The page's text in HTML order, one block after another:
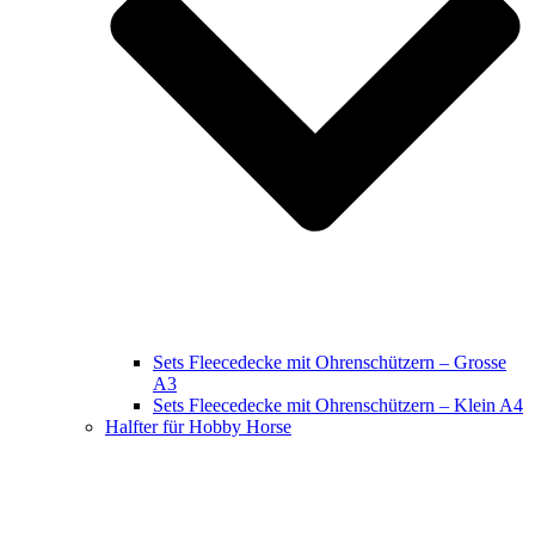
Sets Fleecedecke mit Ohrenschützern – Grosse
A3
Sets Fleecedecke mit Ohrenschützern – Klein A4
Halfter für Hobby Horse